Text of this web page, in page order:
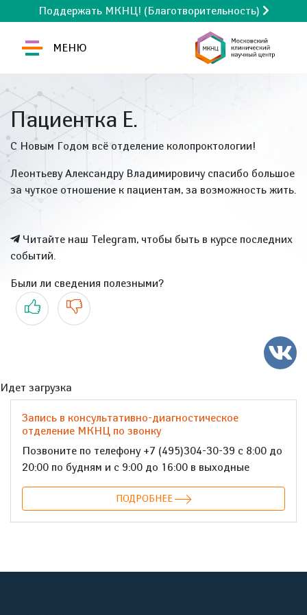
Поддержать МКНЦ! (Благотворительность)
МЕНЮ
Пациентка Е.
С Новым Годом всё отделение колопроктологии!
Леонтьеву Александру Владимировичу спасибо большое
за чуткое отношение к пациентам, за возможность жить.
Читайте наш Telegram, чтобы быть в курсе последних
событий.
Были ли сведения полезными?
Да Нет
Идет загрузка
Запись в консультативно-диагностическое
отделение МКНЦ по звонку
Позвоните по телефону +7 (495)304-30-39 с 8:00 до
20:00 по будням и с 9:00 до 16:00 в выходные
ПОДРОБНЕЕ